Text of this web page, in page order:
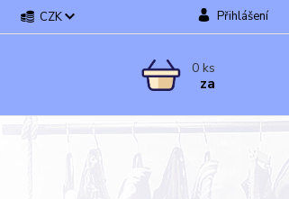
CZK Přihlášení
0 ks
za